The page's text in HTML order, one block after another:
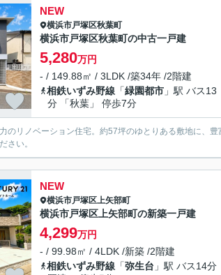
NEW
横浜市戸塚区秋葉町
横浜市戸塚区秋葉町の中古一戸建
5,280万円
- / 149.88㎡ / 3LDK /築34年 /2階建
相鉄いずみ野線 「緑園都市 」駅 バス13
分 「秋葉」 停歩7分
のリノベーション住宅。約57坪のゆとりある敷地に、
さい。
NEW
横浜市戸塚区上矢部町
横浜市戸塚区上矢部町の新築一戸建
4,299万円
- / 99.98㎡ / 4LDK /新築 /2階建
相鉄いずみ野線 「弥生台 」駅 バス14分